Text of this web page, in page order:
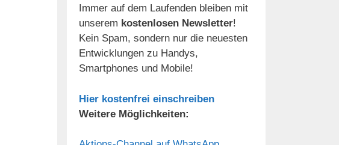
Immer auf dem Laufenden bleiben mit
unserem kostenlosen Newsletter!
Kein Spam, sondern nur die neuesten
Entwicklungen zu Handys,
Smartphones und Mobile!
Hier kostenfrei einschreiben
Weitere Möglichkeiten: